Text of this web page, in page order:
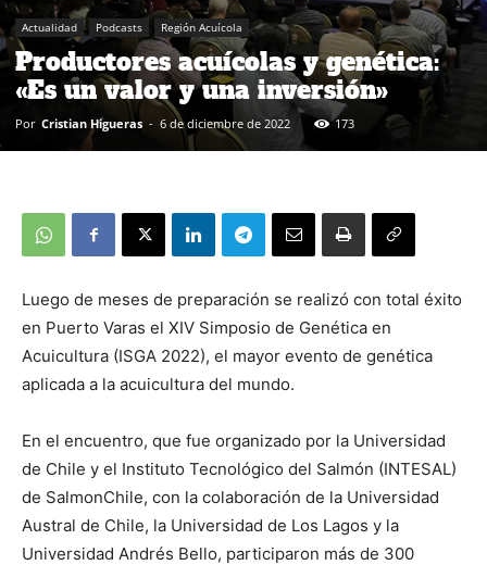
Actualidad Podcasts Región Acuícola
Productores acuícolas y genética:
«Es un valor y una inversión»
Por Cristian Higueras - 6 de diciembre de 2022 173
Luego de meses de preparación se realizó con total éxito
en Puerto Varas el XIV Simposio de Genética en
Acuicultura (ISGA 2022), el mayor evento de genética
aplicada a la acuicultura del mundo.
En el encuentro, que fue organizado por la Universidad
de Chile y el Instituto Tecnológico del Salmón (INTESAL)
de SalmonChile, con la colaboración de la Universidad
Austral de Chile, la Universidad de Los Lagos y la
Universidad Andrés Bello, participaron más de 300